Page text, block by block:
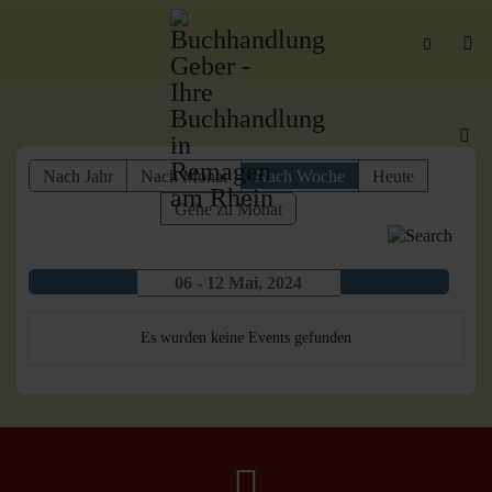
Nach Jahr Nach Monat Nach Woche
Heute
Gehe zu Monat
06 - 12 Mai, 2024
Es wurden keine Events gefunden